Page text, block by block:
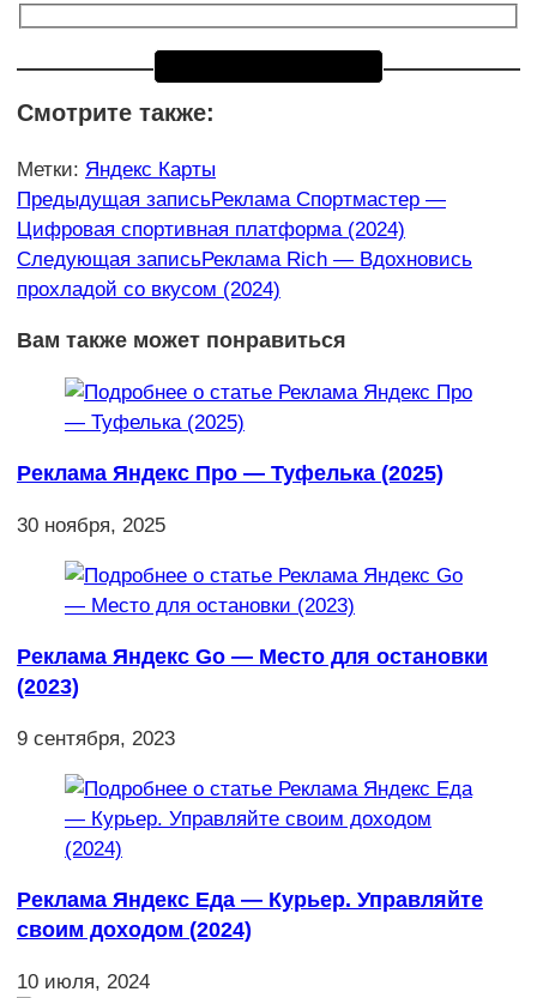
Смотрите также:
Метки: Яндекс Карты
Еще
статьи
Предыдущая записьРеклама Спортмастер —
Цифровая спортивная платформа (2024)
Следующая записьРеклама Rich — Вдохновись
прохладой со вкусом (2024)
Вам также может понравиться
Реклама Яндекс Про — Туфелька (2025)
30 ноября, 2025
Реклама Яндекс Go — Место для остановки
(2023)
9 сентября, 2023
Реклама Яндекс Еда — Курьер. Управляйте
своим доходом (2024)
10 июля, 2024